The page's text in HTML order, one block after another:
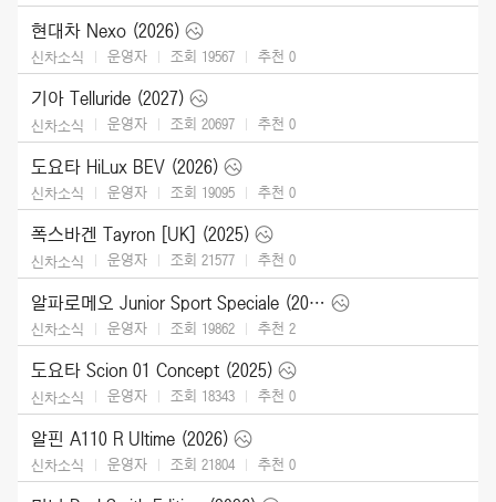
현대차 Nexo (2026)
신차소식 운영자 조회 19567 추천 0
기아 Telluride (2027)
신차소식 운영자 조회 20697 추천 0
도요타 HiLux BEV (2026)
신차소식 운영자 조회 19095 추천 0
폭스바겐 Tayron [UK] (2025)
신차소식 운영자 조회 21577 추천 0
알파로메오 Junior Sport Speciale (2026)
신차소식 운영자 조회 19862 추천 2
도요타 Scion 01 Concept (2025)
신차소식 운영자 조회 18343 추천 0
알핀 A110 R Ultime (2026)
신차소식 운영자 조회 21804 추천 0